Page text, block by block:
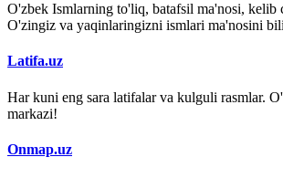
O'zbek Ismlarning to'liq, batafsil ma'nosi, kelib
O'zingiz va yaqinlaringizni ismlari ma'nosini
Latifa.uz
Har kuni eng sara latifalar va kulguli rasmlar.
markazi!
Onmap.uz